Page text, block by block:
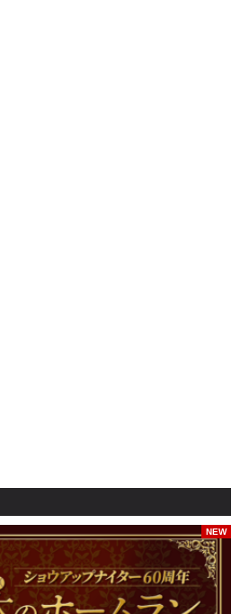
NEW